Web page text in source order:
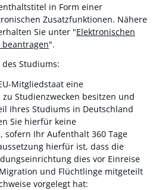
in Form einer
Zusatzfunktionen. Nähere
Sie unter "Elektronischen
".
Studiums:
Mitgliedstaat eine
Studienzwecken besitzen und
Ihres Studiums in Deutschland
Sie hierfür keine
sofern Ihr Aufenthalt 360 Tage
hierfür ist, dass die
dies vor Einreise
und Flüchtlinge mitgeteilt
vorgelegt hat: